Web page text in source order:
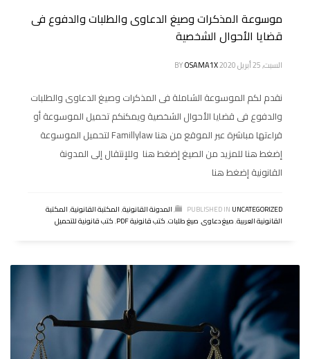
موسوعة المذكرات وصيغ الدعاوى والطلبات والدفوع فى
قضايا الأحوال الشخصية
السبت, 25 أبريل 2020 BYOSAMA1X
نقدم لكم الموسوعة الشاملة فى المذكرات وصيغ الدعاوى والطلبات
والدفوع فى قضايا الأحوال الشخصية ويمكنكم تحميل الموسوعة أو
قراءتها مباشرة عبر الموقع من هنا Famillylaw لتحميل الموسوعة
إضغط هنا للمزيد من الصيغ إضغط هنا وللإنتقال إلى المدونة
القانونية إضغط هنا
PUBLISHED IN UNCATEGORIZED
,المدونة القانونية,المكتبة القانونية,المكتبة
القانونية العربية,صيغ دعاوى,صيغ طلبات,كتب قانونية PDF ,كتب قانونية للتحميل